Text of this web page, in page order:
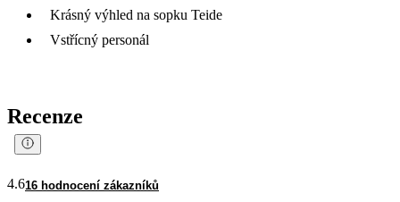
Krásný výhled na sopku Teide
Vstřícný personál
Recenze
4.616 hodnocení zákazníků